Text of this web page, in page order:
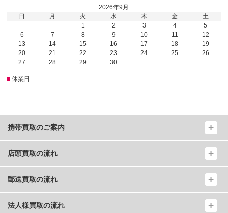
2026年9月
日
月 火 水 木 金
土
1
2 3 4
5
6
7 8 9 10 11
12
13
14 15 16 17 18
19
20
21 22 23 24 25
26
27
28 29 30
■ 休業日
携帯買取のご案内
店頭買取の流れ
郵送買取の流れ
法人様買取の流れ